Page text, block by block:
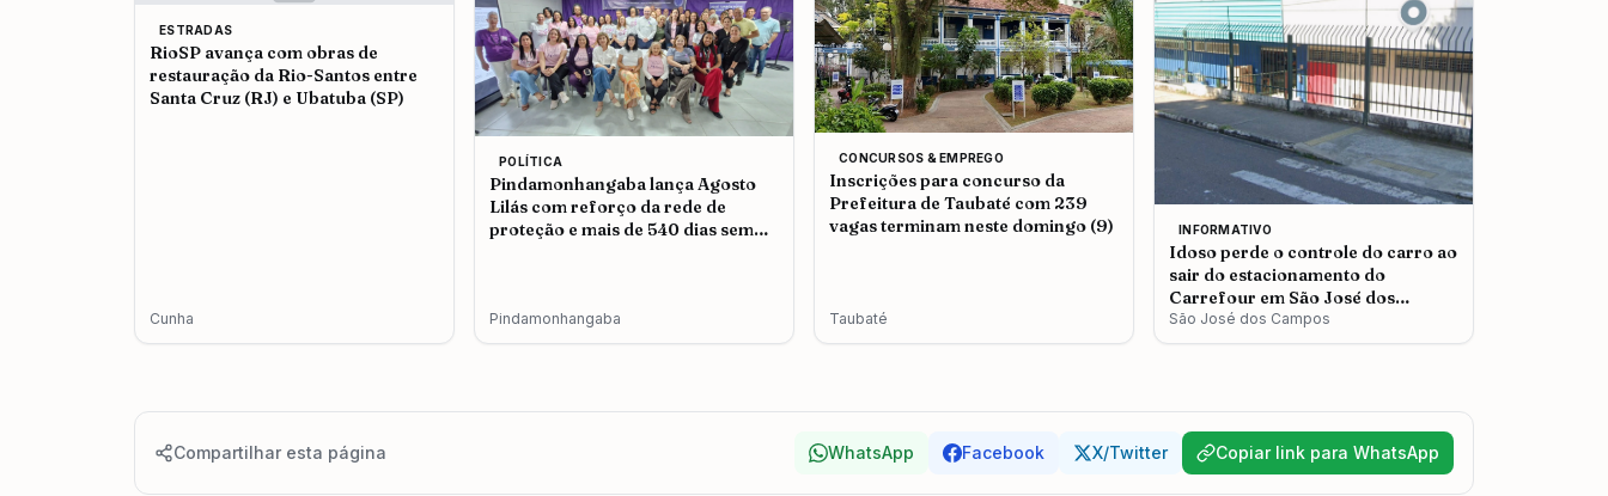
ESTRADAS
RioSP avança com obras de
restauração da Rio-Santos entre
Santa Cruz (RJ) e Ubatuba (SP)
Cunha
POLÍTICA
Pindamonhangaba lança Agosto
Lilás com reforço da rede de
proteção e mais de 540 dias sem
Pindamonhangaba
CONCURSOS & EMPREGO
Inscrições para concurso da
Prefeitura de Taubaté com 239
vagas terminam neste domingo (9)
Taubaté
INFORMATIVO
Idoso perde o controle do carro ao
sair do estacionamento do
Carrefour em São José dos
Campos
São José dos Campos
Compartilhar esta página WhatsApp Facebook X/Twitter Copiar link para WhatsApp